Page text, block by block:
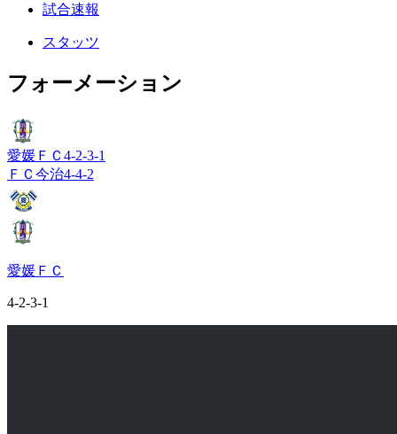
試合速報
スタッツ
フォーメーション
愛媛ＦＣ 4-2-3-1
ＦＣ今治4-4-2
愛媛ＦＣ
4-2-3-1